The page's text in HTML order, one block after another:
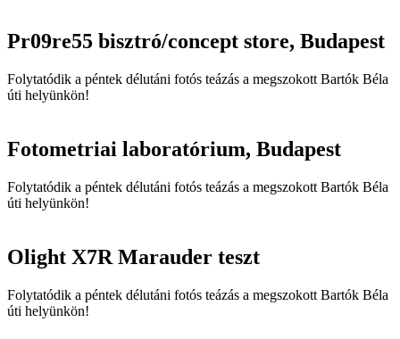
Pr09re55 bisztró/concept store, Budapest
Folytatódik a péntek délutáni fotós teázás a megszokott Bartók Béla
úti helyünkön!
Fotometriai laboratórium, Budapest
Folytatódik a péntek délutáni fotós teázás a megszokott Bartók Béla
úti helyünkön!
Olight X7R Marauder teszt
Folytatódik a péntek délutáni fotós teázás a megszokott Bartók Béla
úti helyünkön!